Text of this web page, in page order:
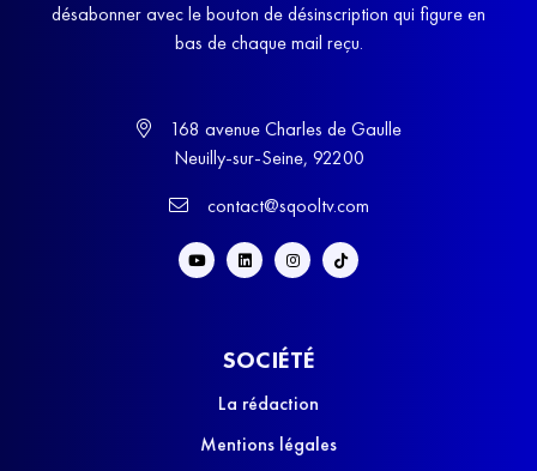
désabonner avec le bouton de désinscription qui figure en
bas de chaque mail reçu.
168 avenue Charles de Gaulle
Neuilly-sur-Seine, 92200
contact@sqooltv.com
SOCIÉTÉ
La rédaction
Mentions légales